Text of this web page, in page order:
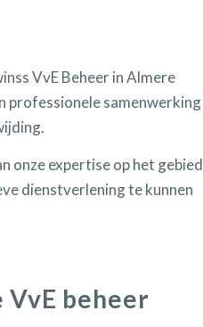
VvE Beheer in Almere
professionele samenwerking
onze expertise op het gebied
dienstverlening te kunnen
beheer